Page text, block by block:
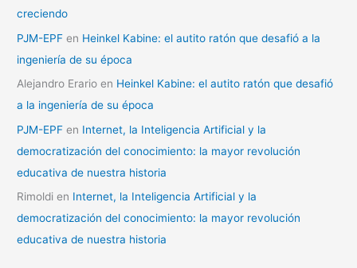
creciendo
PJM-EPF en Heinkel Kabine: el autito ratón que desafió a la
ingeniería de su época
Alejandro Erario en Heinkel Kabine: el autito ratón que desafió
a la ingeniería de su época
PJM-EPF en Internet, la Inteligencia Artificial y la
democratización del conocimiento: la mayor revolución
educativa de nuestra historia
Rimoldi en Internet, la Inteligencia Artificial y la
democratización del conocimiento: la mayor revolución
educativa de nuestra historia